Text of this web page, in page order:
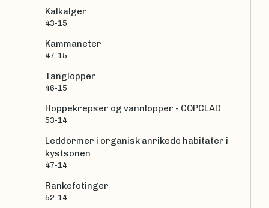
Kalkalger
43-15
Kammaneter
47-15
Tanglopper
46-15
Hoppekrepser og vannlopper - COPCLAD
53-14
Leddormer i organisk anrikede habitater i
kystsonen
47-14
Rankefotinger
52-14